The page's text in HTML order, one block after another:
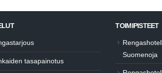
tasapainotus
TOIMIPISTEET
Suomenoja